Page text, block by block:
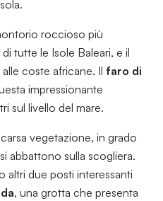
roccioso più
tutte le Isole Baleari, e il
coste africane. Il faro di
impressionante
sul livello del mare.
vegetazione, in grado
abbattono sulla scogliera.
altri due posti interessanti
, una grotta che presenta